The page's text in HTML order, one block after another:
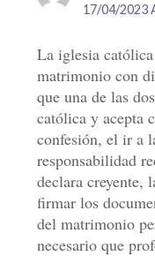
17/04/2023
La iglesia
matrimonio con
que una de las
católica y acepta
confesión, el ir a
responsabilidad
declara creyente,
firmar los
del matrimonio
necesario que